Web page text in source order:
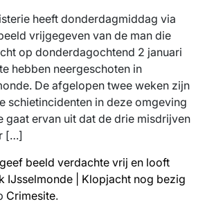
heeft donderdagmiddag via
vrijgegeven van de man die
op donderdagochtend 2 januari
hebben neergeschoten in
De afgelopen twee weken zijn
schietincidenten in deze omgeving
gaat ervan uit dat de drie misdrijven
[…]
beeld verdachte vrij en looft
IJsselmonde | Klopjacht nog bezig
Crimesite.